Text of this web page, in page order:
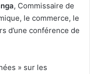
, Commissaire de
le commerce, le
d’une conférence de
» sur les